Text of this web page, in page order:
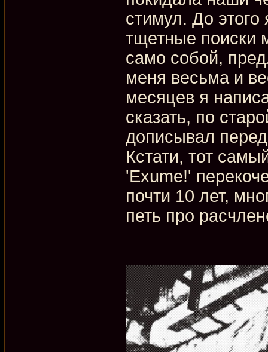
стимул. До этого
тщетные поиски
само собой,
меня весьма и
месяцев я
сказать, по
дописывал
Кстати, тот
'Exume!'
почти 10 лет,
петь про